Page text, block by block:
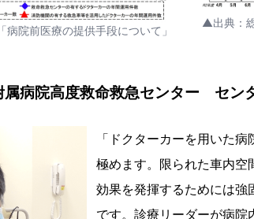
院前医療の提供手段について」
▲出典：
属病院高度救命救急センター セ
「ドクターカーを用いた
極めます。限られた車内空
効果を発揮するためには強
です。診療リーダーが病